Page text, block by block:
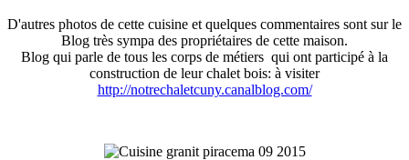
D'autres photos de cette cuisine et quelques commentaires sont sur le
Blog très sympa des propriétaires de cette maison.
Blog qui parle de tous les corps de métiers qui ont participé à la
construction de leur chalet bois: à visiter
http://notrechaletcuny.canalblog.com/